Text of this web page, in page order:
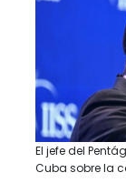
El jefe del
Cuba sobre la